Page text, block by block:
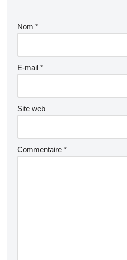
Nom *
E-mail *
Site web
Commentaire *